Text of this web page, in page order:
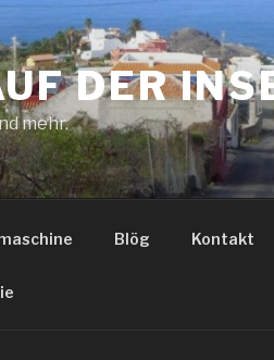
DER
mehr.
Blög Kontakt